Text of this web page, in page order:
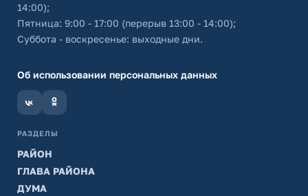
14:00);
Пятница: 9:00 - 17:00 (перерыв 13:00 - 14:00);
Суббота - воскресенье: выходные дни.
Об использовании персональных данных
РАЗДЕЛЫ
РАЙОН
ГЛАВА РАЙОНА
ДУМА